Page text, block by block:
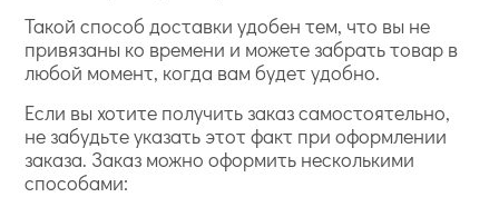
Такой способ доставки удобен тем, что вы не
привязаны ко времени и можете забрать товар в
любой момент, когда вам будет удобно.
Если вы хотите получить заказ самостоятельно,
не забудьте указать этот факт при оформлении
заказа. Заказ можно оформить несколькими
способами: